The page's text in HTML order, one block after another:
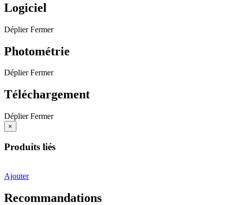
Logiciel
Déplier Fermer
Photométrie
Déplier Fermer
Téléchargement
Déplier Fermer
×
Produits liés
Ajouter
Recommandations